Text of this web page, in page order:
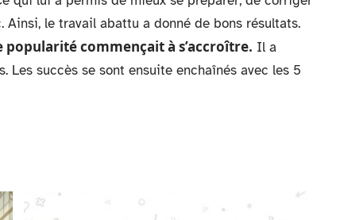
le travail abattu a donné de bons résultats.
popularité commençait à s’accroître. Il a
Les succès se sont ensuite enchaînés avec les 5